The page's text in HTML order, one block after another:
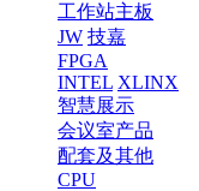
工作站主板
JW 技嘉
FPGA
INTEL XLINX
智慧展示
会议室产品
配套及其他
CPU